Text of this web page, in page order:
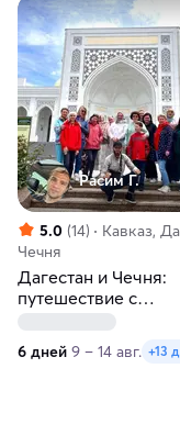
Расим Г.
5.0 (14)
Кавказ,
Чечня
Дагестан и Чечня:
путешествие с
6 дней 9 – 14 авг. +13